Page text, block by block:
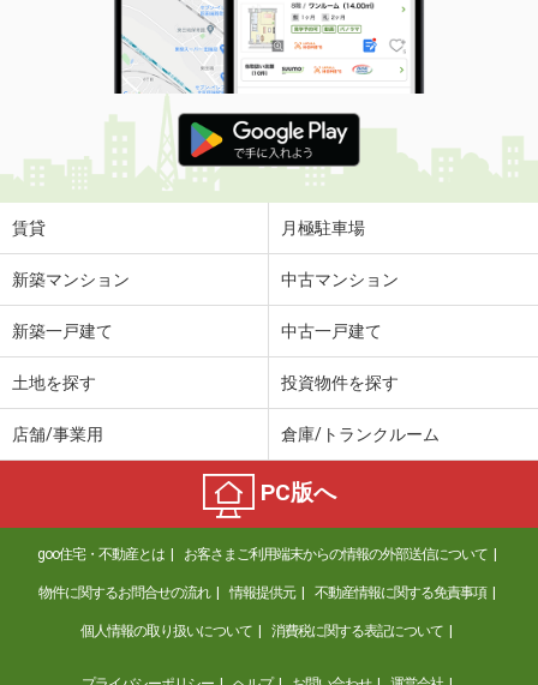
専有面積 51.05m²
間取り
2DK
長野県松本市浅間温泉２
価 格
4.90万円
住 所
長野県松本市浅間温泉２
専有面積
長野県松本市沢村３
5.20万円
長野県飯田市鼎切石
7.15万円
住 所
長野県飯田市鼎切石
専有面積 58.94m²
間取り
2LDK
長野県松本市平田西１
賃貸 月極駐車場
新築マンション 中古マンション
新築一戸建て 中古一戸建て
土地を探す 投資物件を探す
店舗/事業用 倉庫/トランクルーム
PC版へ
goo住宅・不動産とは お客さまご利用端末からの情報の外部送信について
物件に関するお問合せの流れ 情報提供元 不動産情報に関する免責事項
個人情報の取り扱いについて 消費税に関する表記について